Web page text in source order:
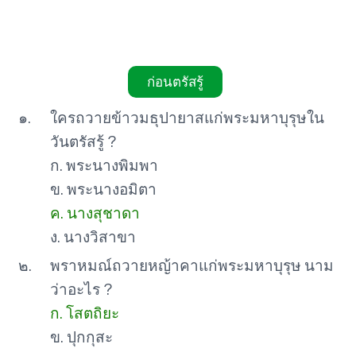
ก่อนตรัสรู้
๑.
ใครถวายข้าวมธุปายาสแก่พระมหาบุรุษใน
วันตรัสรู้ ?
ก. พระนางพิมพา
ข. พระนางอมิตา
ค. นางสุชาดา
ง. นางวิสาขา
๒.
พราหมณ์ถวายหญ้าคาแก่พระมหาบุรุษ นาม
ว่าอะไร ?
ก. โสตถิยะ
ข. ปุกกุสะ